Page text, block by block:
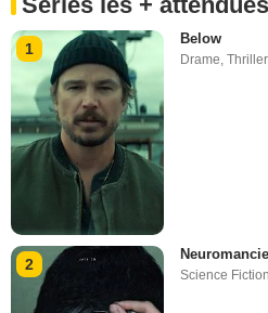
1
Below
Drame,Thriller
2
Science Fiction